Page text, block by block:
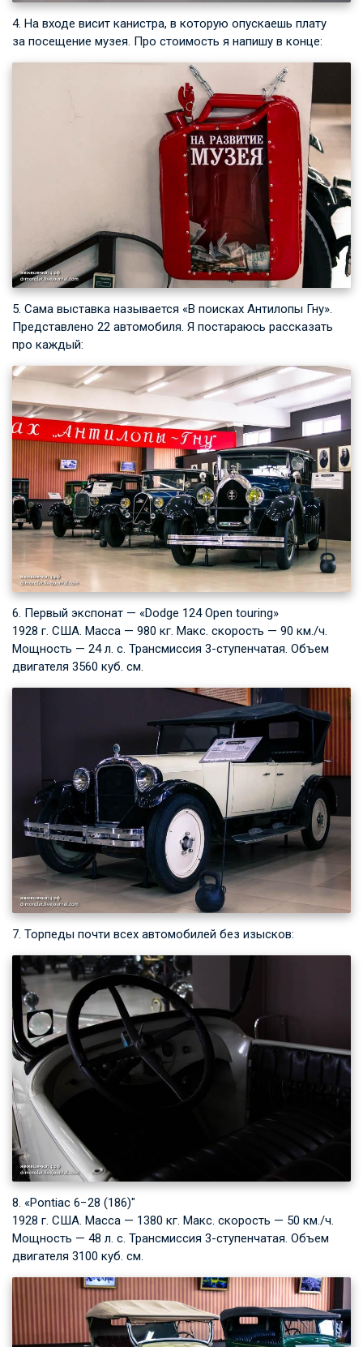
4. На входе висит канистра, в которую опускаешь плату
за посещение музея. Про стоимость я напишу в конце:
5. Сама выставка называется «В поисках Антилопы Гну».
Представлено 22 автомобиля. Я постараюсь рассказать
про каждый:
6. Первый экспонат — «Dodge 124 Open touring»
1928 г. США. Масса — 980 кг. Макс. скорость — 90 км./ч.
Мощность — 24 л. с. Трансмиссия 3-ступенчатая. Объем
двигателя 3560 куб. см.
7. Торпеды почти всех автомобилей без изысков:
8. «Pontiac 6−28 (186)"
1928 г. США. Масса — 1380 кг. Макс. скорость — 50 км./ч.
Мощность — 48 л. с. Трансмиссия 3-ступенчатая. Объем
двигателя 3100 куб. см.